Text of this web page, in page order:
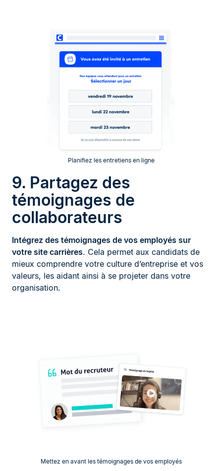
Planifiez les entretiens en ligne
9. Partagez des
témoignages de
collaborateurs
Intégrez des témoignages de vos employés sur
votre site carrières. Cela permet aux candidats de
mieux comprendre votre culture d’entreprise et vos
valeurs, les aidant ainsi à se projeter dans votre
organisation.
Mettez en avant les témoignages de vos employés